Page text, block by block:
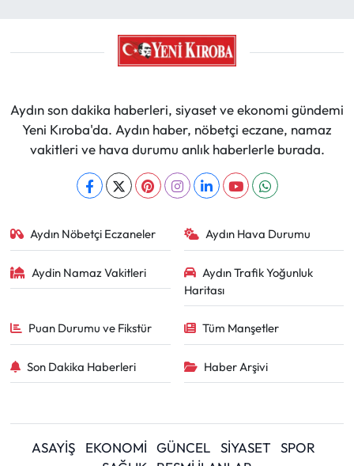
Aydın son dakika haberleri, siyaset ve ekonomi gündemi
Yeni Kıroba'da. Aydın haber, nöbetçi eczane, namaz
vakitleri ve hava durumu anlık haberlerle burada.
Aydın Nöbetçi Eczaneler Aydın Hava Durumu
Aydin Namaz Vakitleri
Aydın Trafik Yoğunluk
Haritası
Puan Durumu ve Fikstür Tüm Manşetler
Son Dakika Haberleri Haber Arşivi
ASAYİŞ EKONOMİ GÜNCEL SİYASET
SPOR